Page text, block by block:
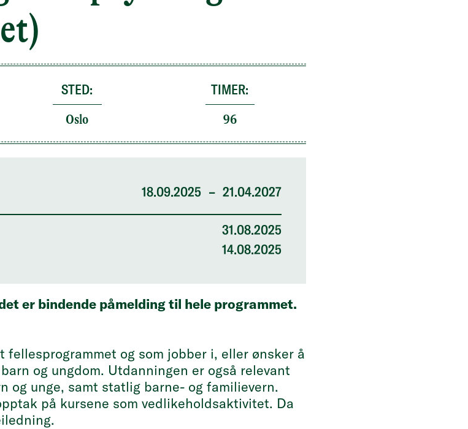
STED:
Oslo
TIMER:
96
18.09.2025 – 21.04.2027
31.08.2025
14.08.2025
er bindende påmelding til hele programmet.
fellesprogrammet og som jobber i, eller ønsker å
og ungdom. Utdanningen er også relevant
og unge, samt statlig barne- og familievern.
på kursene som vedlikeholdsaktivitet. Da